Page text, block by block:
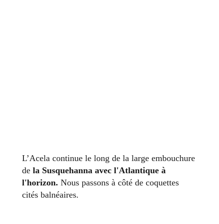
L’Acela continue le long de la large embouchure
de la Susquehanna avec l'Atlantique à
l'horizon. Nous passons à côté de coquettes
cités balnéaires.